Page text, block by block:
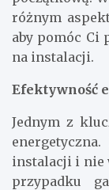
różnym
aby pomóc Ci
na instalacji.
Efektywność
Jednym z
instalacji i nie
przypadku